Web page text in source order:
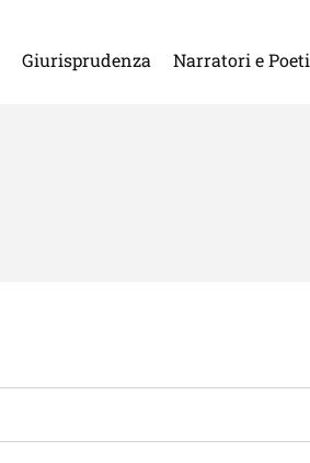
Giurisprudenza Narratori e Poeti